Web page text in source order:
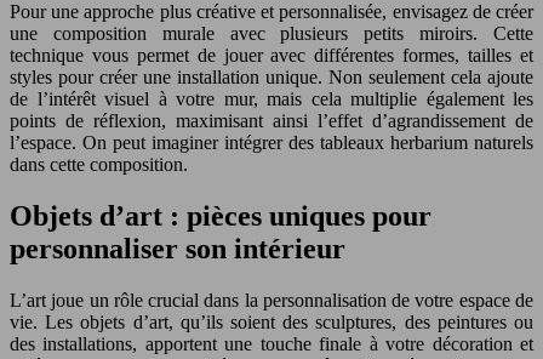
Pour une approche plus créative et personnalisée, envisagez de créer
une composition murale avec plusieurs petits miroirs. Cette
technique vous permet de jouer avec différentes formes, tailles et
styles pour créer une installation unique. Non seulement cela ajoute
de l’intérêt visuel à votre mur, mais cela multiplie également les
points de réflexion, maximisant ainsi l’effet d’agrandissement de
l’espace. On peut imaginer intégrer des tableaux herbarium naturels
dans cette composition.
Objets d’art : pièces uniques pour
personnaliser son intérieur
L’art joue un rôle crucial dans la personnalisation de votre espace de
vie. Les objets d’art, qu’ils soient des sculptures, des peintures ou
des installations, apportent une touche finale à votre décoration et